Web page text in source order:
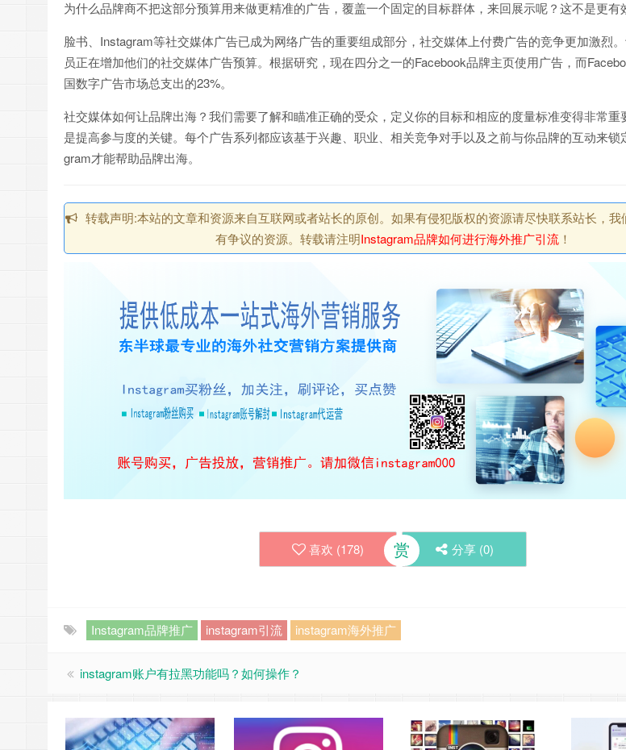
为什么品牌商不把这部分预算用来做更精准的广告，覆盖一个固定的目标群体，来回展示呢？这不是更有
脸书、Instagram等社交媒体广告已成为网络广告的重要组成部分，社交媒体上付费广告的竞争更加激烈
员正在增加他们的社交媒体广告预算。根据研究，现在四分之一的Facebook品牌主页使用广告，而
国数字广告市场总支出的23%。
社交媒体如何让品牌出海？我们需要了解和瞄准正确的受众，定义你的目标和相应的度量标准变得非常重
是提高参与度的关键。每个广告系列都应该基于兴趣、职业、相关竞争对手以及之前与你品牌的互动来锁
gram才能帮助品牌出海。
转载声明:本站的文章和资源来自互联网或者站长的原创。如果有侵犯版权的资源请尽快联系站长，我
有争议的资源。转载请注明Instagram品牌如何进行海外推广引流！
喜欢 (178) 赏 分享 (0)
Instagram品牌推广 instagram引流 instagram海外推广
instagram账户有拉黑功能吗？如何操作？